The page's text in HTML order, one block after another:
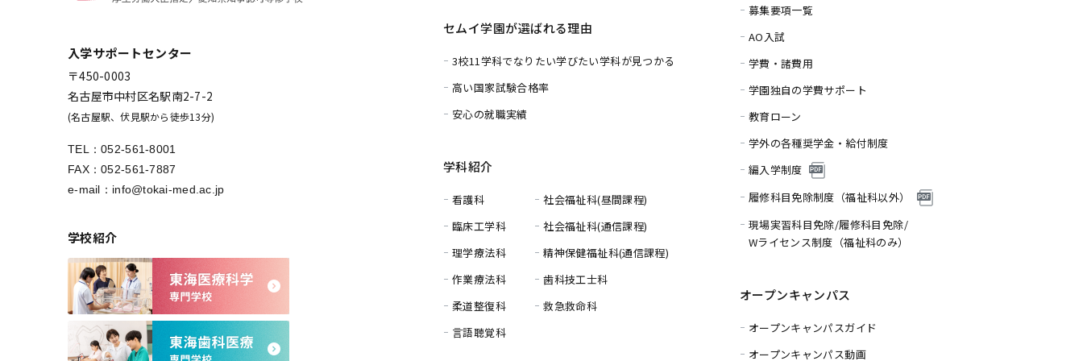
入学サポートセンター
〒450-0003
名古屋市中村区名駅南2-7-2
(名古屋駅、伏見駅から徒歩13分)
TEL：052-561-8001
FAX：052-561-7887
e-mail： info@tokai-med.ac.jp
学校紹介
セムイ学園が選ばれる理由
3校11学科でなりたい学びたい学科が見つかる
高い国家試験合格率
安心の就職実績
学科紹介
看護科
臨床工学科
理学療法科
作業療法科
柔道整復科
言語聴覚科
社会福祉科(昼間課程)
社会福祉科(通信課程)
精神保健福祉科(通信課程)
歯科技工士科
救急救命科
募集要項一覧
AO入試
学費・諸費用
学園独自の学費サポート
教育ローン
学外の各種奨学金・給付制度
編入学制度
履修科目免除制度（福祉科以外）
現場実習科目免除/履修科目免除/
Wライセンス制度（福祉科のみ）
オープンキャンパス
オープンキャンパスガイド
オープンキャンパス動画